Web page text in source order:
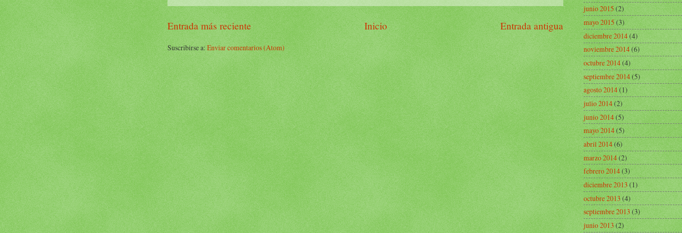
Entrada más reciente Entrada antigua
Inicio
Suscribirse a:Enviar comentarios (Atom)
junio 2015(2)
mayo 2015(3)
diciembre 2014(4)
noviembre 2014(6)
octubre 2014(4)
septiembre 2014(5)
agosto 2014(1)
julio 2014(2)
junio 2014(5)
mayo 2014(5)
abril 2014(6)
marzo 2014(2)
febrero 2014(3)
diciembre 2013(1)
octubre 2013(4)
septiembre 2013(3)
junio 2013(2)